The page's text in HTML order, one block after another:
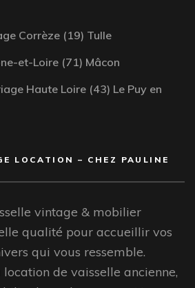
Corrèze (19) Tulle
et-Loire (71) Mâcon
Haute Loire (43) Le Puy en
LOCATION – CHEZ PAULINE
vintage & mobilier
qualité pour accueillir vos
qui vous ressemble.
de vaisselle ancienne,